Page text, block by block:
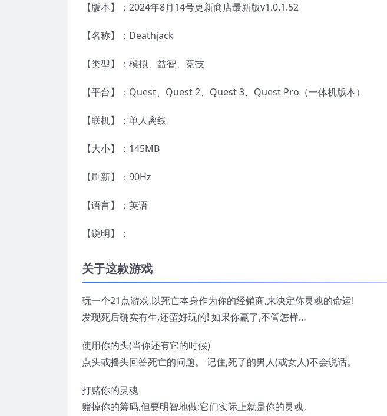
【版本】：2024年8月14号更新商店最新版v1.0.1.52
【名称】：Deathjack
【类型】：模拟、益智、竞技
【平台】：Quest、Quest 2、Quest 3、Quest Pro（一体机版本）
【联机】：单人离线
【大小】：145MB
【刷新】：90Hz
【语言】：英语
【说明】：
关于这款游戏
玩一个21点游戏,以死亡本身作为你的经销商,来决定你灵魂的命运!
发现死后确实有生,还蛮好玩的! 如果你赢了,不管怎样…
使用你的头(当你还有它的时候)
点头或摇头回答死亡的问题。 记住,死了的男人(或女人)不会说话。
打赌你的灵魂
赌掉你的筹码,但要明智地做:它们实际上就是你的灵魂。